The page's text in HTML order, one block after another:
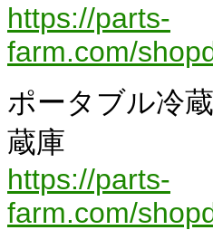
https://parts-
farm.com/
ポータブル冷
蔵庫
https://parts-
farm.com/